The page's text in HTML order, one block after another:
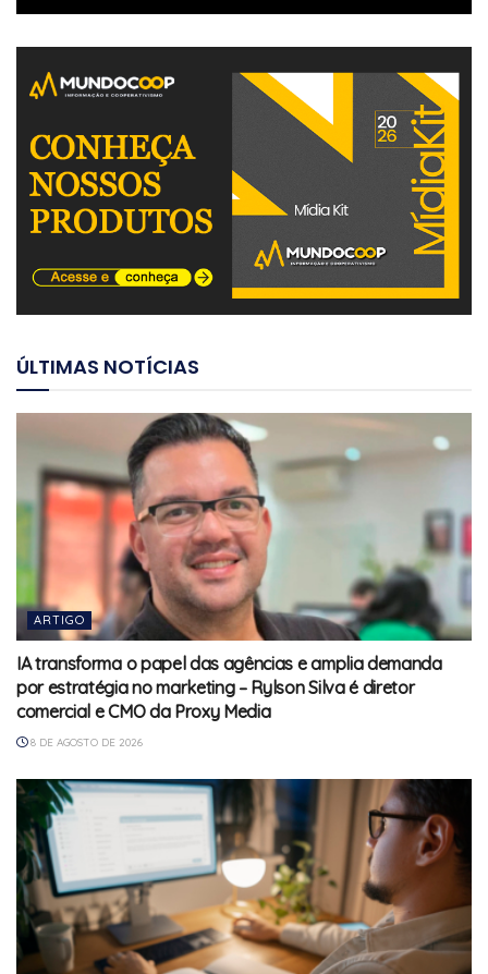
ÚLTIMAS NOTÍCIAS
ARTIGO
IA transforma o papel das agências e amplia demanda
por estratégia no marketing – Rylson Silva é diretor
comercial e CMO da Proxy Media
8 DE AGOSTO DE 2026